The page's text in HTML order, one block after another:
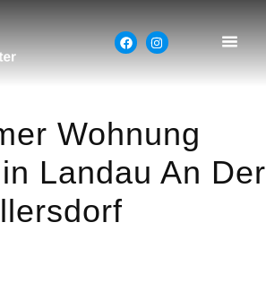
Wohnung
Landau An Der